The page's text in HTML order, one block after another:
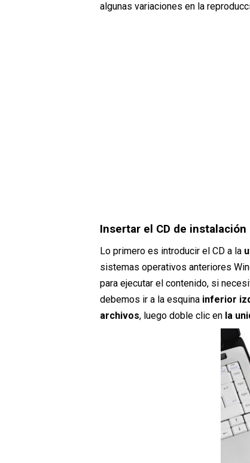
algunas variaciones en la
Insertar el CD de
Lo primero es introducir el CD a la
sistemas operativos anteriores
para ejecutar el contenido, si
debemos ir a la esquina inferior
archivos, luego doble clic en la